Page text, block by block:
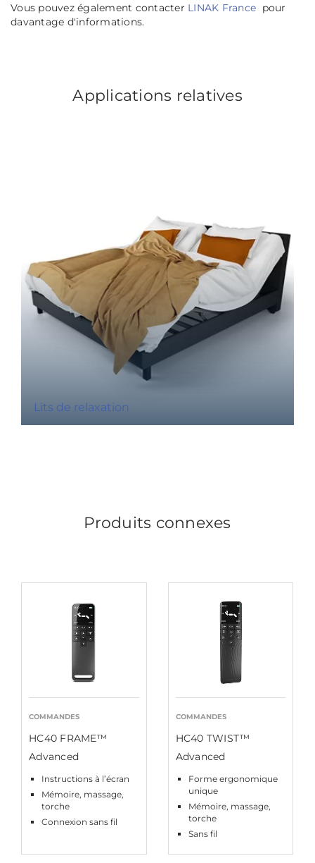
Vous pouvez également contacter LINAK France pour
davantage d'informations.
Applications relatives
Lits de relaxation
Produits connexes
COMMANDES
HC40 FRAME™
Advanced
Instructions à l’écran
Mémoire, massage,
torche
Connexion sans fil
COMMANDES
HC40 TWIST™
Advanced
Forme ergonomique
unique
Mémoire, massage,
torche
Sans fil